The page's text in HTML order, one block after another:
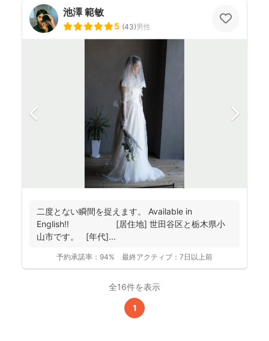
池澤 範敏
5 (43)男性
二度とない瞬間を捉えます。 Available in
English!! [居住地] 世田谷区と栃木県小
山市です。 [年代]...
予約承諾率： 94% 最終アクティブ： 7日以上前
全16件を表示
1